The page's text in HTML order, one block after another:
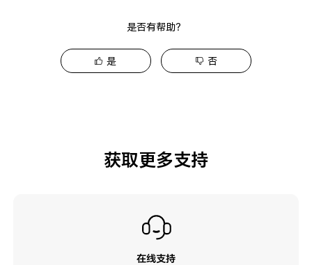
是否有帮助？
是 否
获取更多支持
在线支持